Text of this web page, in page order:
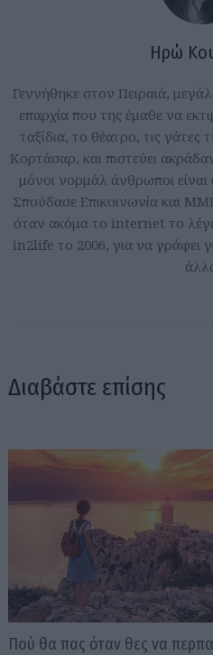
Ηρώ
Γεννήθηκε στον Πειραιά,
επαρχία που της έμαθε να
ταξίδια, το θέατρο, τις γάτες
Κορτάσαρ, και πιστεύει
μόνοι νορμάλ άνθρωποι είναι
Σπούδασε Επικοινωνία και
όταν ακόμα το internet το
in2life το 2006, για να γράφει
Διαβάστε επίσης
Πού θα πας όταν θες να